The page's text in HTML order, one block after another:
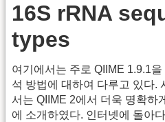
16S rRNA
types
여기에서는 주로 QIIME 1.9.1
석 방법에 대하여 다루고 있다.
서는 QIIME 2에서 더욱 명확하
에 소개하였다. 인터넷에 돌아